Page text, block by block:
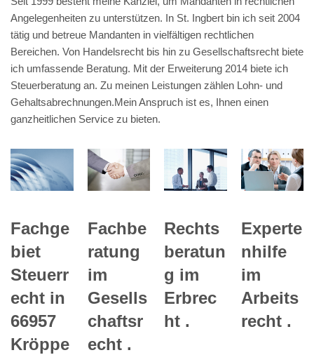
Angelegenheiten zu unterstützen. In St. Ingbert bin ich seit 2004
tätig und betreue Mandanten in vielfältigen rechtlichen
Bereichen. Von Handelsrecht bis hin zu Gesellschaftsrecht biete
ich umfassende Beratung. Mit der Erweiterung 2014 biete ich
Steuerberatung an. Zu meinen Leistungen zählen Lohn- und
Gehaltsabrechnungen.Mein Anspruch ist es, Ihnen einen
ganzheitlichen Service zu bieten.
Fachge
biet
Steuerr
echt in
66957
Kröppe
Fachbe
ratung
im
Gesells
chaftsr
echt .
Rechts
beratun
g im
Erbrec
ht .
Experte
nhilfe
im
Arbeits
recht .